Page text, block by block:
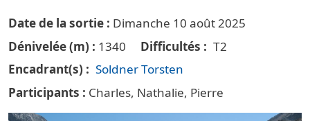
Date de la sortie
Dimanche 10 août 2025
Dénivelée (m)
1340 Difficultés
T2
Encadrant(s)
Soldner Torsten
Participants
Charles, Nathalie, Pierre